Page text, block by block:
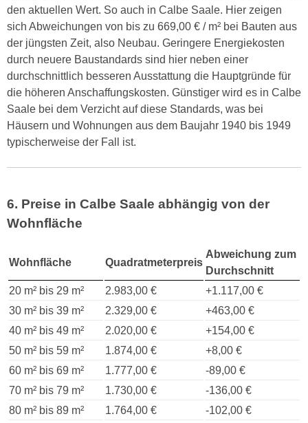
den aktuellen Wert. So auch in Calbe Saale. Hier zeigen
sich Abweichungen von bis zu 669,00 € / m² bei Bauten aus
der jüngsten Zeit, also Neubau. Geringere Energiekosten
durch neuere Baustandards sind hier neben einer
durchschnittlich besseren Ausstattung die Hauptgründe für
die höheren Anschaffungskosten. Günstiger wird es in Calbe
Saale bei dem Verzicht auf diese Standards, was bei
Häusern und Wohnungen aus dem Baujahr 1940 bis 1949
typischerweise der Fall ist.
6. Preise in Calbe Saale abhängig von der
Wohnfläche
Wohnfläche Quadratmeterpreis
Abweichung zum
Durchschnitt
20 m² bis 29 m²
2.983,00 €
+1.117,00 €
30 m² bis 39 m²
2.329,00 €
+463,00 €
40 m² bis 49 m²
2.020,00 €
+154,00 €
50 m² bis 59 m²
1.874,00 €
+8,00 €
60 m² bis 69 m²
1.777,00 €
-89,00 €
70 m² bis 79 m²
1.730,00 €
-136,00 €
80 m² bis 89 m²
1.764,00 €
-102,00 €